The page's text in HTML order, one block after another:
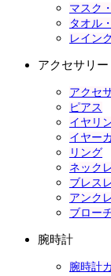
マスク
タオル
レイン
アクセサリ
アクセ
ピアス
イヤリ
イヤー
リング
ネック
ブレス
アンク
ブロー
腕時計
腕時計